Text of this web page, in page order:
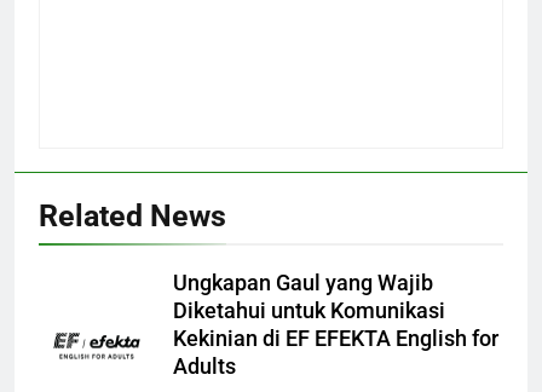
Related News
Ungkapan Gaul yang Wajib
Diketahui untuk Komunikasi
Kekinian di EF EFEKTA English for
Adults